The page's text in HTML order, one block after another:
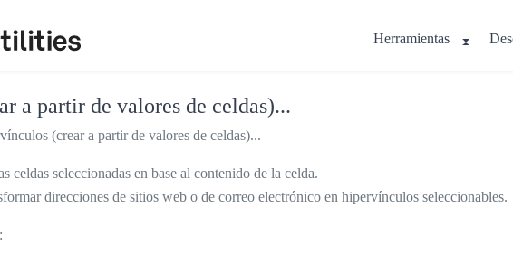
Herramientas
a partir de valores de celdas)...
(crear a partir de valores de celdas)...
celdas seleccionadas en base al contenido de la celda.
direcciones de sitios web o de correo electrónico en hipervínculos seleccionables.